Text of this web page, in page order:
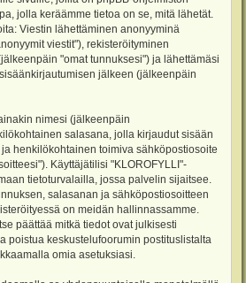
jolla keräämme tietoa on se, mitä lähetät.
Viestin lähettäminen anonyyminä
viestit"), rekisteröityminen
"omat tunnuksesi") ja lähettämäsi
jälkeen (jälkeenpäin
nimesi (jälkeenpäin
salasana, jolla kirjaudut sisään
henkilökohtainen toimiva sähköpostiosoite
Käyttäjätilisi "KLOROFYLLI"-
tietoturvalailla, jossa palvelin sijaitsee.
salasanan ja sähköpostiosoitteen
on meidän hallinnassamme.
päättää mitkä tiedot ovat julkisesti
poistua keskustelufoorumin postituslistalta
omia asetuksiasi.